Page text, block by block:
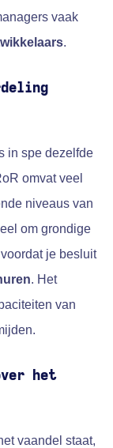
vaak
.
in spe dezelfde
omvat veel
niveaus van
om grondige
je besluit
. Het
van
het
vaandel staat,